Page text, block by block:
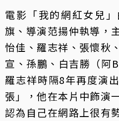
電影「我的網紅女兒」
旗、導演范揚仲執導，
怡佳、羅志祥、張懷秋
宣、孫鵬、白吉勝（阿
羅志祥時隔8年再度演
張」，他在本片中飾演
認為自己在網路上很有